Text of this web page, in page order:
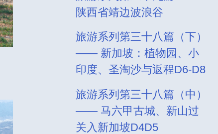
陕西省靖边波浪谷
旅游系列第三十八篇（下）
—— 新加坡：植物园、小
印度、圣淘沙与返程D6-D8
旅游系列第三十八篇（中）
—— 马六甲古城、新山过
关入新加坡D4D5